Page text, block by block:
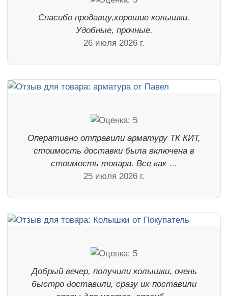
Спасибо продавцу,хорошие колышки.
Удобные, прочные.
26 июля 2026 г.
Оперативно отправили арматуру ТК КИТ,
стоимость доставки была включена в
стоимость товара. Все как …
25 июля 2026 г.
Добрый вечер, получили колышки, очень
быстро доставили, сразу их поставили